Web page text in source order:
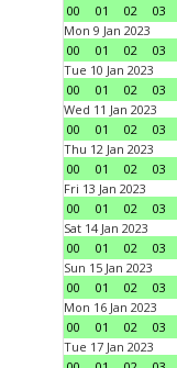
00
01 02 03
Mon 9 Jan 2023
00
01 02 03
Tue 10 Jan 2023
00
01 02 03
Wed 11 Jan 2023
00
01 02 03
Thu 12 Jan 2023
00
01 02 03
Fri 13 Jan 2023
00
01 02 03
Sat 14 Jan 2023
00
01 02 03
Sun 15 Jan 2023
00
01 02 03
Mon 16 Jan 2023
00
01 02 03
Tue 17 Jan 2023